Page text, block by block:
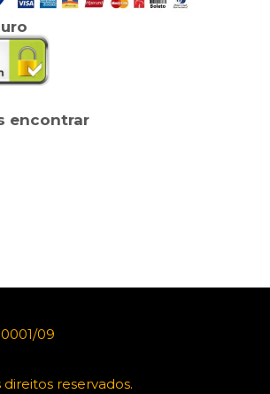
encontrar
09
reservados.